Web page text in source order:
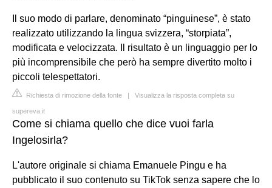
Il suo modo di parlare, denominato “pinguinese”, è stato
realizzato utilizzando la lingua svizzera, “storpiata”,
modificata e velocizzata. Il risultato è un linguaggio per lo
più incomprensibile che però ha sempre divertito molto i
piccoli telespettatori.
Richiesta di rimozione della fonte | Visualizza la risposta completa su
supereva.it
Come si chiama quello che dice vuoi farla
Ingelosirla?
L'autore originale si chiama Emanuele Pingu e ha
pubblicato il suo contenuto su TikTok senza sapere che lo